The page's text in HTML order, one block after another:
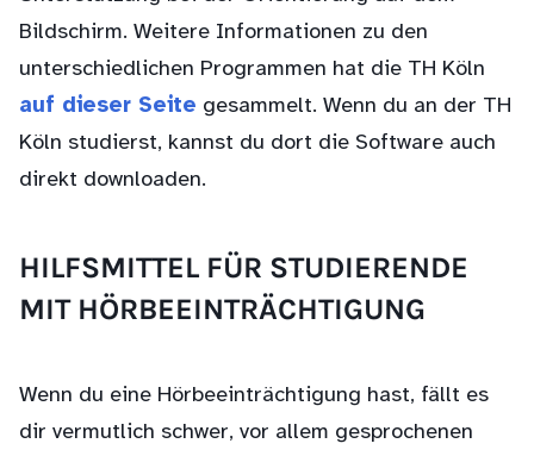
Bildschirm. Weitere Informationen zu den
unterschiedlichen Programmen hat die TH Köln
auf dieser Seite gesammelt. Wenn du an der TH
Köln studierst, kannst du dort die Software auch
direkt downloaden.
HILFSMITTEL FÜR STUDIERENDE
MIT HÖRBEEINTRÄCHTIGUNG
Wenn du eine Hörbeeinträchtigung hast, fällt es
dir vermutlich schwer, vor allem gesprochenen